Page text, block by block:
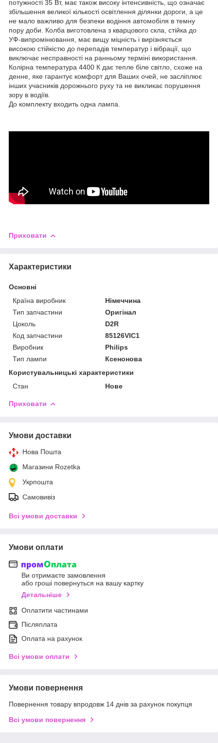
потужності 35 Вт, має також високу інтенсивність, що означає
збільшення великої кількості освітлення ділянки дороги, а це
не мало важливо для безпеки водіння автомобіля в темну
пору доби. Колба виготовлена з кварцового скла, стійка до
УФ-випромінювання, має вищу міцність і вирізняється
високою стійкістю до перепадів температур і вібрації, що
виключає несправності на ранньому терміні використання.
Колірна температура 4400 К дає тепле біле світло, схоже на
денне, яке гарантує комфорт для Ваших очей, не засліплює
інших учасників дорожнього руху та не викликає порушення
зору в водіїв.
До комплекту входить одна лампа.
Приховати
Характеристики
Основні
Країна виробник
Німеччина
Тип запчастини
Оригінал
Цоколь
D2R
Код запчастини
85126VIC1
Виробник
Philips
Тип лампи
Ксенонова
Користувальницькі характеристики
Стан
Нове
Приховати
Умови доставки
Нова Пошта
Магазини Rozetka
Укрпошта
Самовивіз
Всі умови доставки
Умови оплати
Ви отримаєте замовлення
або гроші повернуться на вашу картку
Детальніше
Оплатити частинами
Післяплата
Оплата на рахунок
Всі умови оплати
Умови повернення
Повернення товару впродовж 14 днів за рахунок покупця
Всі умови повернення